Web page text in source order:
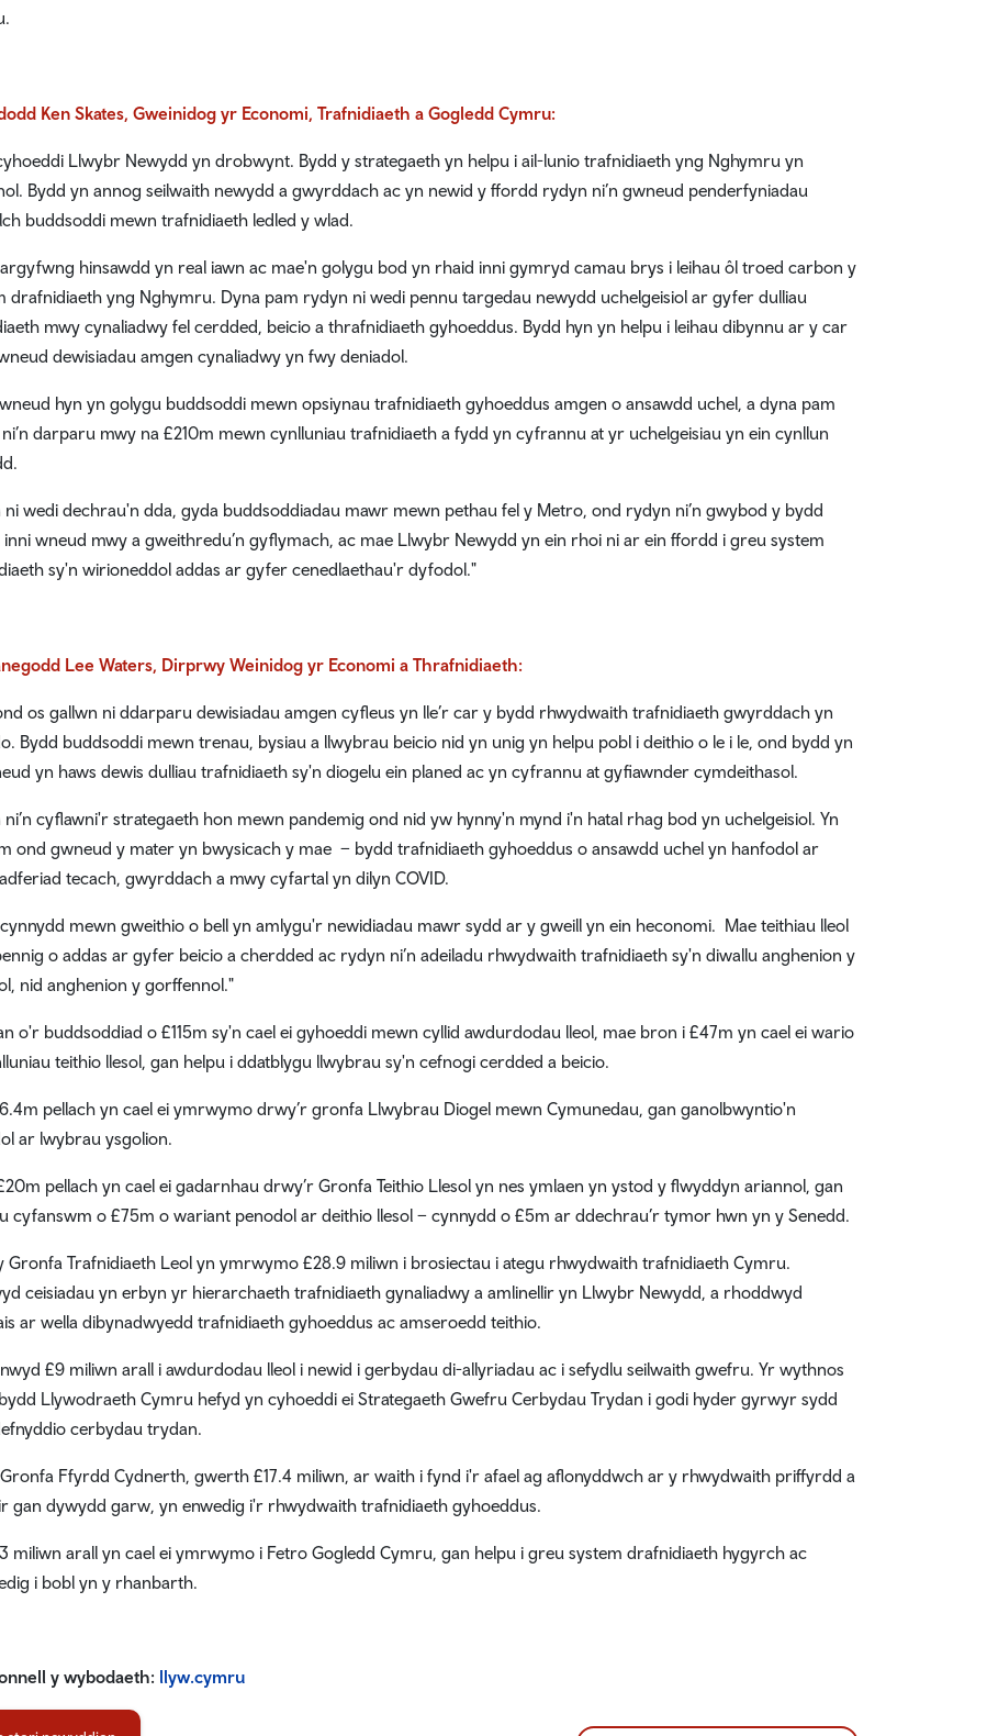
Ken Skates, Gweinidog yr Economi, Trafnidiaeth a Gogledd Cymru:
Llwybr Newydd yn drobwynt. Bydd y strategaeth yn helpu i ail-lunio trafnidiaeth yng Nghymru yn
Bydd yn annog seilwaith newydd a gwyrddach ac yn newid y ffordd rydyn ni’n gwneud penderfyniadau
buddsoddi mewn trafnidiaeth ledled y wlad.
hinsawdd yn real iawn ac mae'n golygu bod yn rhaid inni gymryd camau brys i leihau ôl troed carbon y
drafnidiaeth yng Nghymru. Dyna pam rydyn ni wedi pennu targedau newydd uchelgeisiol ar gyfer dulliau
mwy cynaliadwy fel cerdded, beicio a thrafnidiaeth gyhoeddus. Bydd hyn yn helpu i leihau dibynnu ar y car
dewisiadau amgen cynaliadwy yn fwy deniadol.
hyn yn golygu buddsoddi mewn opsiynau trafnidiaeth gyhoeddus amgen o ansawdd uchel, a dyna pam
darparu mwy na £210m mewn cynlluniau trafnidiaeth a fydd yn cyfrannu at yr uchelgeisiau yn ein cynllun
ni wedi dechrau'n dda, gyda buddsoddiadau mawr mewn pethau fel y Metro, ond rydyn ni’n gwybod y bydd
inni wneud mwy a gweithredu’n gyflymach, ac mae Llwybr Newydd yn ein rhoi ni ar ein ffordd i greu system
sy'n wirioneddol addas ar gyfer cenedlaethau'r dyfodol."
Lee Waters, Dirprwy Weinidog yr Economi a Thrafnidiaeth:
os gallwn ni ddarparu dewisiadau amgen cyfleus yn lle’r car y bydd rhwydwaith trafnidiaeth gwyrddach yn
Bydd buddsoddi mewn trenau, bysiau a llwybrau beicio nid yn unig yn helpu pobl i deithio o le i le, ond bydd yn
yn haws dewis dulliau trafnidiaeth sy'n diogelu ein planed ac yn cyfrannu at gyfiawnder cymdeithasol.
ni’n cyflawni'r strategaeth hon mewn pandemig ond nid yw hynny'n mynd i'n hatal rhag bod yn uchelgeisiol. Yn
ond gwneud y mater yn bwysicach y mae – bydd trafnidiaeth gyhoeddus o ansawdd uchel yn hanfodol ar
tecach, gwyrddach a mwy cyfartal yn dilyn COVID.
mewn gweithio o bell yn amlygu'r newidiadau mawr sydd ar y gweill yn ein heconomi. Mae teithiau lleol
o addas ar gyfer beicio a cherdded ac rydyn ni’n adeiladu rhwydwaith trafnidiaeth sy'n diwallu anghenion y
nid anghenion y gorffennol."
o'r buddsoddiad o £115m sy'n cael ei gyhoeddi mewn cyllid awdurdodau lleol, mae bron i £47m yn cael ei wario
teithio llesol, gan helpu i ddatblygu llwybrau sy'n cefnogi cerdded a beicio.
pellach yn cael ei ymrwymo drwy’r gronfa Llwybrau Diogel mewn Cymunedau, gan ganolbwyntio'n
ar lwybrau ysgolion.
pellach yn cael ei gadarnhau drwy’r Gronfa Teithio Llesol yn nes ymlaen yn ystod y flwyddyn ariannol, gan
cyfanswm o £75m o wariant penodol ar deithio llesol – cynnydd o £5m ar ddechrau’r tymor hwn yn y Senedd.
Gronfa Trafnidiaeth Leol yn ymrwymo £28.9 miliwn i brosiectau i ategu rhwydwaith trafnidiaeth Cymru.
ceisiadau yn erbyn yr hierarchaeth trafnidiaeth gynaliadwy a amlinellir yn Llwybr Newydd, a rhoddwyd
ar wella dibynadwyedd trafnidiaeth gyhoeddus ac amseroedd teithio.
£9 miliwn arall i awdurdodau lleol i newid i gerbydau di-allyriadau ac i sefydlu seilwaith gwefru. Yr wythnos
Llywodraeth Cymru hefyd yn cyhoeddi ei Strategaeth Gwefru Cerbydau Trydan i godi hyder gyrwyr sydd
cerbydau trydan.
Ffyrdd Cydnerth, gwerth £17.4 miliwn, ar waith i fynd i'r afael ag aflonyddwch ar y rhwydwaith priffyrdd a
gan dywydd garw, yn enwedig i'r rhwydwaith trafnidiaeth gyhoeddus.
miliwn arall yn cael ei ymrwymo i Fetro Gogledd Cymru, gan helpu i greu system drafnidiaeth hygyrch ac
i bobl yn y rhanbarth.
y wybodaeth: llyw.cymru